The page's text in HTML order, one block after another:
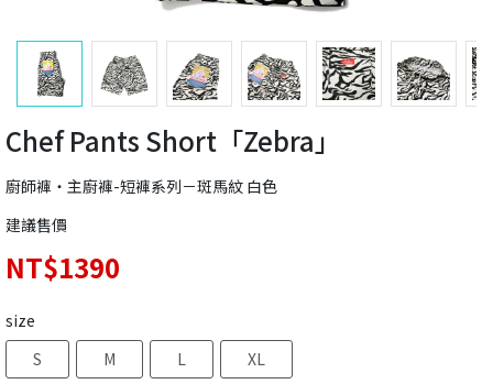
Chef Pants Short「Zebra」
廚師褲‧主廚褲-短褲系列－斑馬紋 白色
建議售價
NT$1390
size
S
M L XL